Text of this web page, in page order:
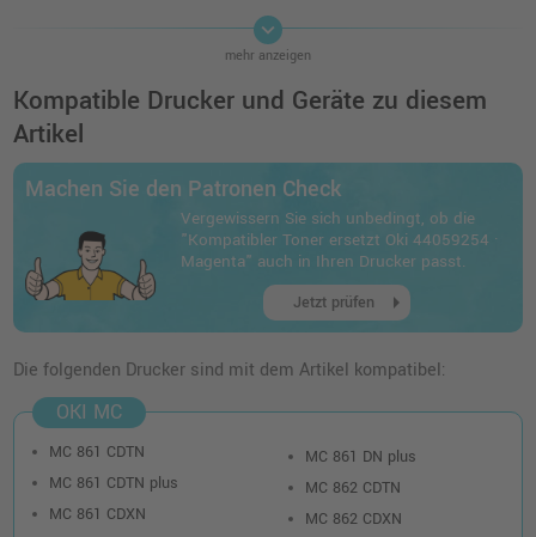
Kompatibler Toner ersetzt Oki 44059256 ·
o. MwSt.
73,99 €
Kompatibler Toner ersetzt Oki 44059255 ·
Cyan
o. MwSt. 130,24 €
154,99 €
inkl. MwSt. zzgl. Versand
keyboard_arrow_down
mehr anzeigen
Kompatible Drucker und Geräte zu diesem
Artikel
Machen Sie den Patronen Check
Vergewissern Sie sich unbedingt, ob die
"Kompatibler Toner ersetzt Oki 44059254 ·
Magenta" auch in Ihren Drucker passt.
Jetzt prüfen arrow_right
Die folgenden Drucker sind mit dem Artikel kompatibel:
OKI MC
MC 861 CDTN
MC 861 CDTN plus
MC 861 CDXN
MC 861 DN plus
MC 862 CDTN
MC 862 CDXN